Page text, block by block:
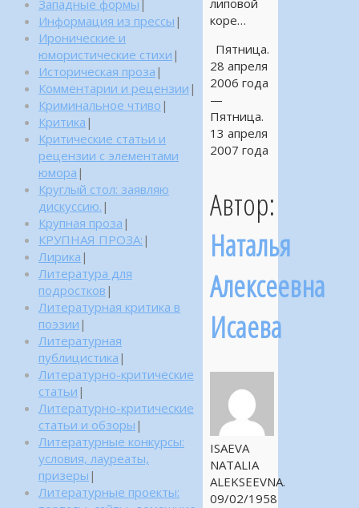
липовой
коре…
Пятница.
28 апреля
2006 года
—
Пятница.
13 апреля
2007 года
Автор:
Наталья
Алексеевна
Исаева
ISAEVA
NATALIA
ALEKSEEVNA.
09/02/1958
Западные формы |
Информация из прессы |
Иронические и
юмористические стихи |
Историческая проза |
Комментарии и рецензии |
Криминальное чтиво |
Критика |
Критические статьи и
рецензии с элементами
юмора |
Круглый стол: заявляю
дискуссию. |
Крупная проза |
КРУПНАЯ ПРОЗА: |
Лирика |
Литература для
подростков |
Литературная критика в
поэзии |
Литературная
публицистика |
Литературно-критические
статьи |
Литературно-критические
статьи и обзоры |
Литературные конкурсы:
условия, лауреаты,
призеры |
Литературные проекты: